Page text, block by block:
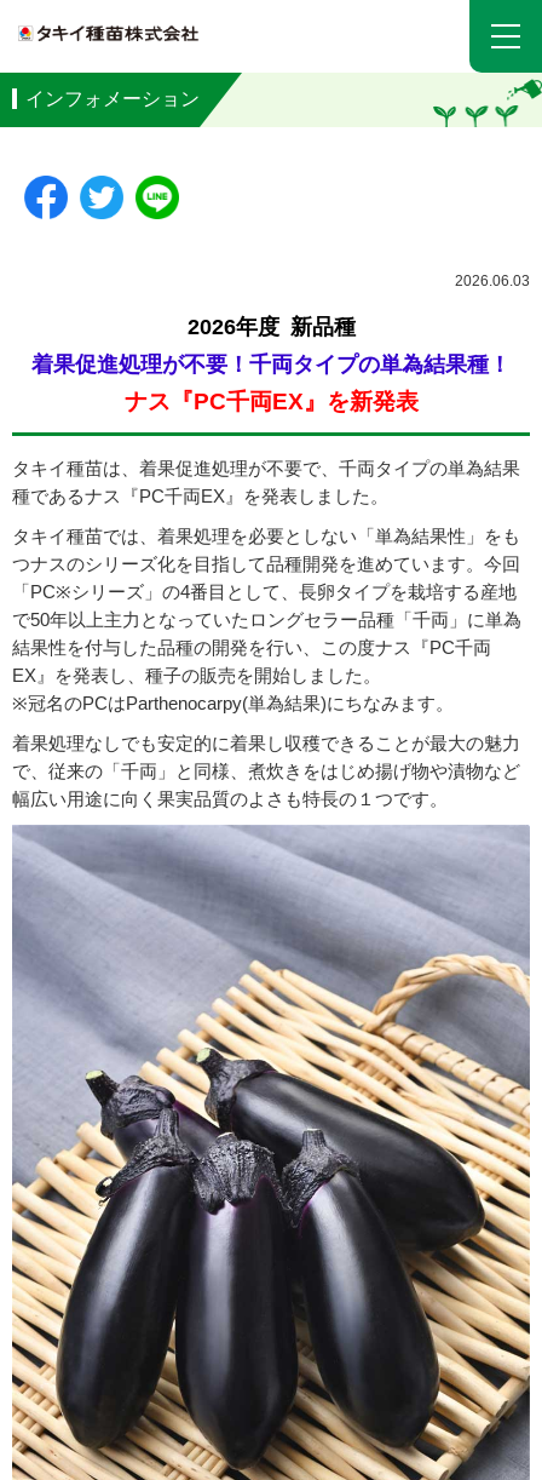
インフォメーション
2026.06.03
2026年度 新品種
着果促進処理が不要！ 千両タイプの単為結果種！
ナス『PC千両EX』 を新発表
タキイ種苗は、着果促進処理が不要で、千両タイプの単為結果
種であるナス『PC千両EX』を発表しました。
タキイ種苗では、着果処理を必要としない「単為結果性」をも
つナスのシリーズ化を目指して品種開発を進めています。今回
「PC※シリーズ」の4番目として、長卵タイプを栽培する産地
で50年以上主力となっていたロングセラー品種「千両」に単為
結果性を付与した品種の開発を行い、この度ナス『PC千両
EX』を発表し、種子の販売を開始しました。
※冠名のPCはParthenocarpy(単為結果)にちなみます。
着果処理なしでも安定的に着果し収穫できることが最大の魅力
で、従来の「千両」と同様、煮炊きをはじめ揚げ物や漬物など
幅広い用途に向く果実品質のよさも特長の１つです。